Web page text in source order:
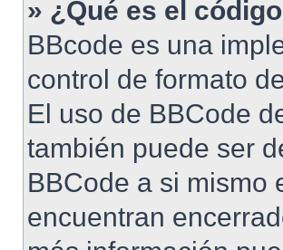
» ¿Qué es el
BBcode es una
control de formato
El uso de BBCode
también puede ser
BBCode a si mismo
encuentran